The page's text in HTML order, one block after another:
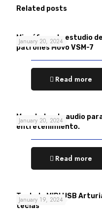
Related posts
January 20, 2024
Micrófono de estudio
patrones Movo VSM-7
Read more
January 20, 2024
Mezclador de audio
entretenimiento.
Read more
January 19, 2024
Teclado MIDI USB
teclas